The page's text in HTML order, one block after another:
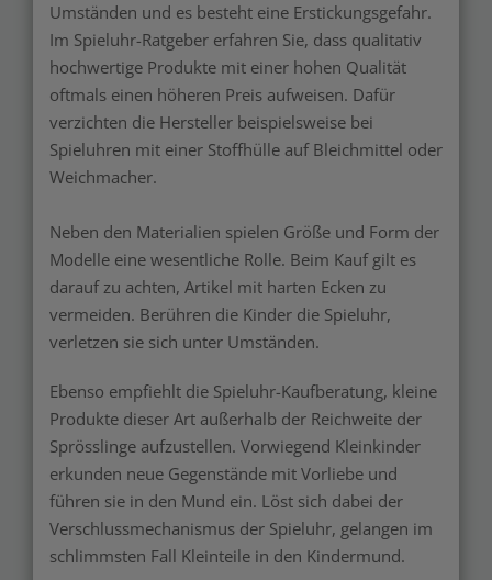
Umständen und es besteht eine Erstickungsgefahr.
Im Spieluhr-Ratgeber erfahren Sie, dass qualitativ
hochwertige Produkte mit einer hohen Qualität
oftmals einen höheren Preis aufweisen. Dafür
verzichten die Hersteller beispielsweise bei
Spieluhren mit einer Stoffhülle auf Bleichmittel oder
Weichmacher.
Neben den Materialien spielen Größe und Form der
Modelle eine wesentliche Rolle. Beim Kauf gilt es
darauf zu achten, Artikel mit harten Ecken zu
vermeiden. Berühren die Kinder die Spieluhr,
verletzen sie sich unter Umständen.
Ebenso empfiehlt die Spieluhr-Kaufberatung, kleine
Produkte dieser Art außerhalb der Reichweite der
Sprösslinge aufzustellen. Vorwiegend Kleinkinder
erkunden neue Gegenstände mit Vorliebe und
führen sie in den Mund ein. Löst sich dabei der
Verschlussmechanismus der Spieluhr, gelangen im
schlimmsten Fall Kleinteile in den Kindermund.